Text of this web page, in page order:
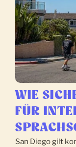
WIE
FÜR
San Diego gilt